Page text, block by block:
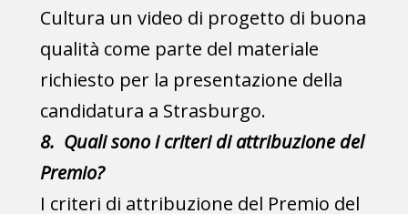
Cultura un video di progetto di buona
qualità come parte del materiale
richiesto per la presentazione della
candidatura a Strasburgo.
8. Quali sono i criteri di attribuzione del
Premio?
I criteri di attribuzione del Premio del